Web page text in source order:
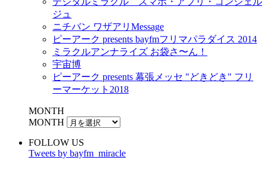
ジュ
ニチバン ワザアリMessage
ピーアーク presents bayfmフリマパラダイス 2014
ミラクルアンナライズ お袋さ〜ん！
宇宙博
ピーアーク presents 幕張メッセ "どきどき" フリ
ーマーケット2018
MONTH
MONTH
FOLLOW US
Tweets by bayfm_miracle